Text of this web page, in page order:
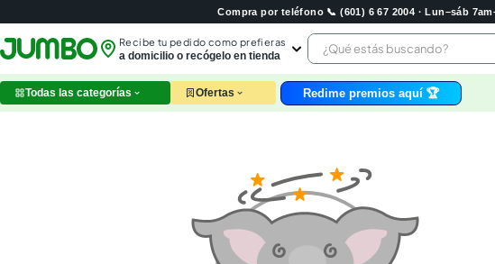
Compra por teléfono 📞 (601) 6 67 2004 · Lun–sáb
Recibe tu pedido como prefieras
a domicilio o recógelo en tienda
¿Qué estás buscando?
Todas las categorías Ofertas Redime premios aquí 🏆
leche
galletas
aceite
queso